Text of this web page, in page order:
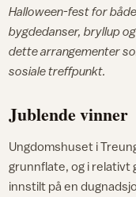
Halloween-fest for
bygdedanser, bryllup
dette arrangementer
sosiale treffpunkt.
Jublende vinner
Ungdomshuset i
grunnflate, og i relativt
innstilt på en